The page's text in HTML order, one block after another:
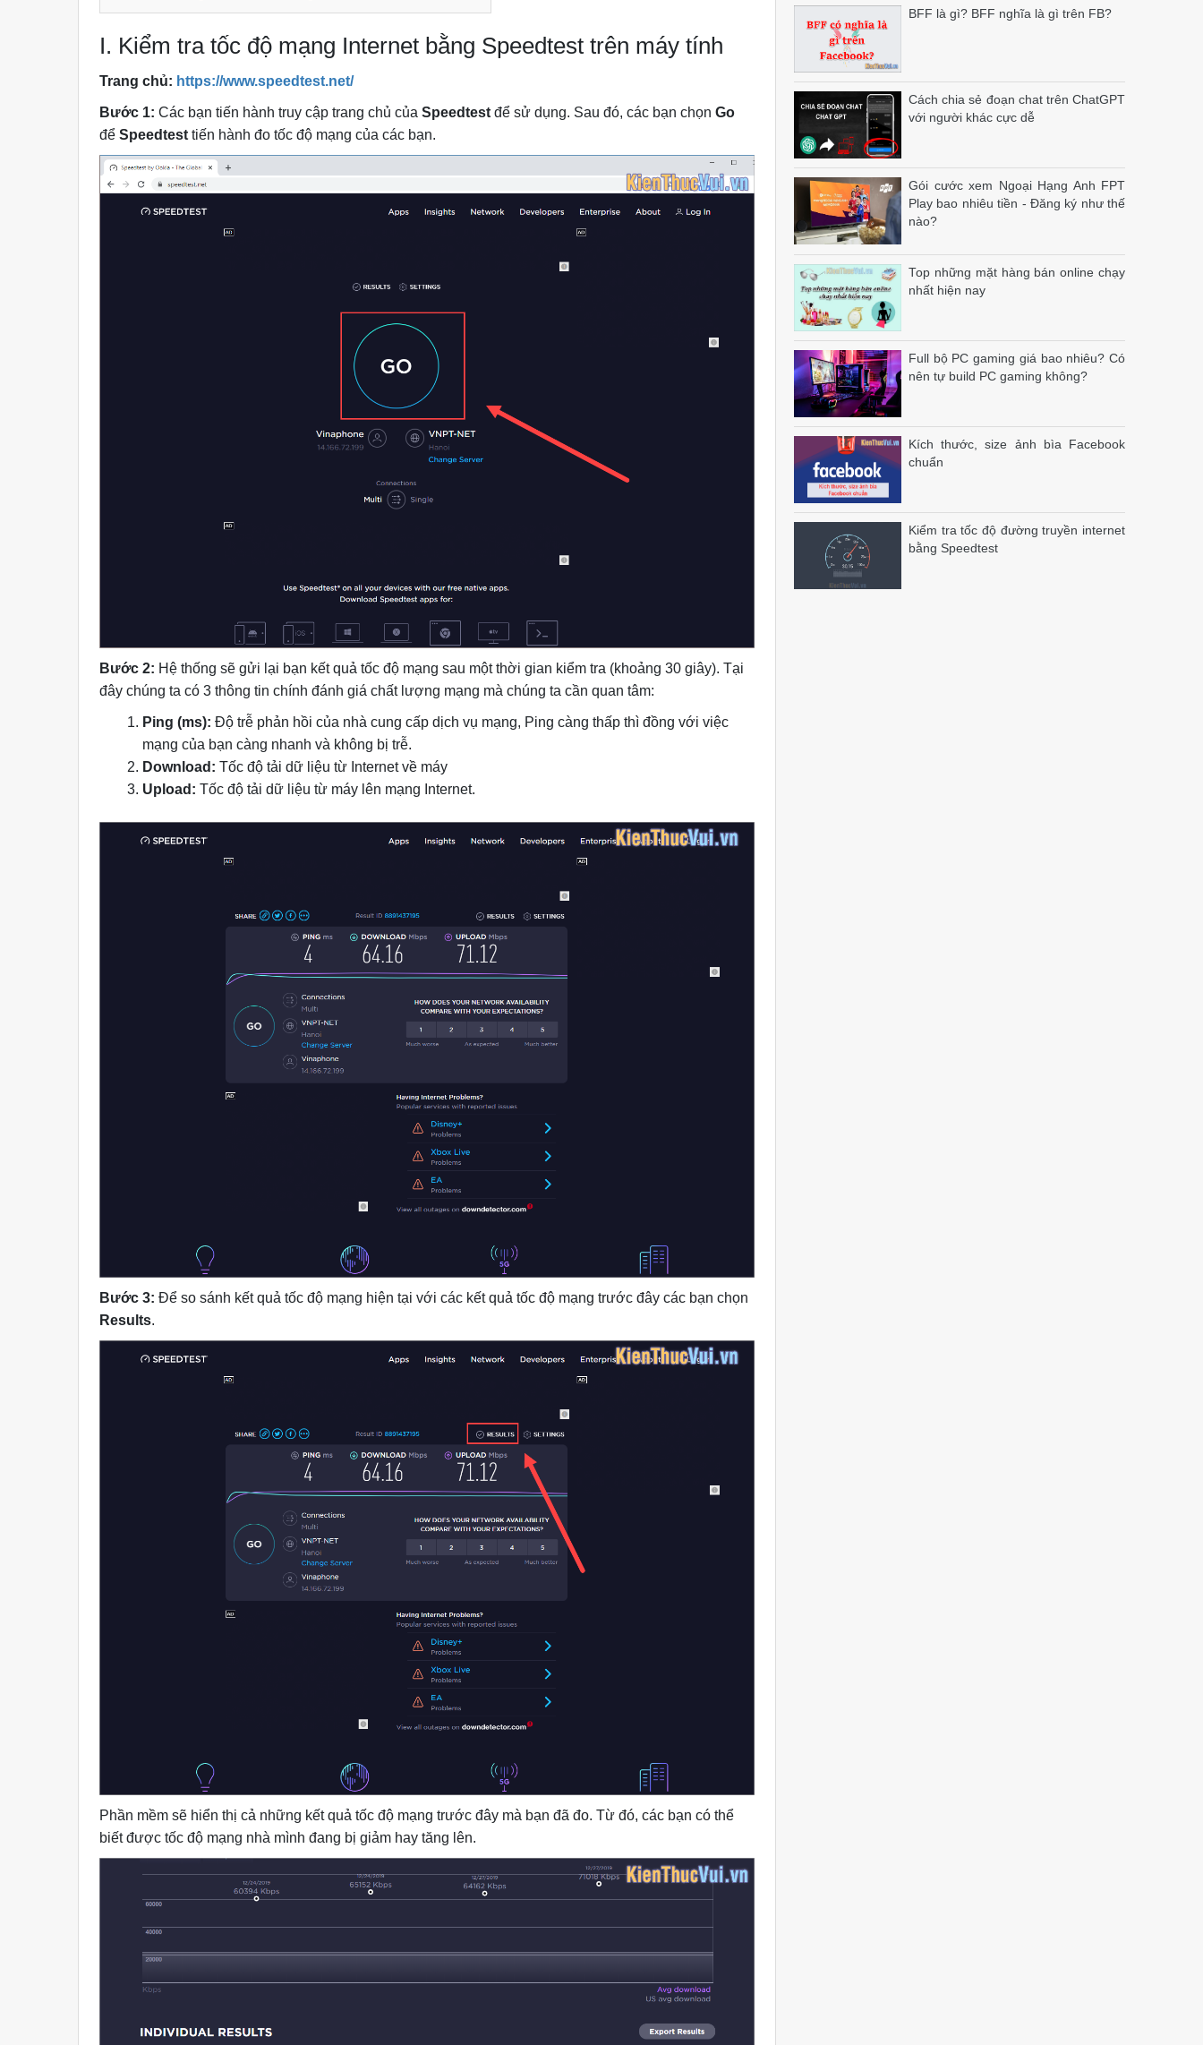
I. Kiểm tra tốc độ mạng Internet bằng Speedtest trên máy tính
Trang chủ: https://www.speedtest.net/
Bước 1: Các bạn tiến hành truy cập trang chủ củaSpeedtest để sử dụng. Sau đó, các bạn chọnGo
đểSpeedtest tiến hành đo tốc độ mạng của các bạn.
Bước 2: Hệ thống sẽ gửi lại bạn kết quả tốc độ mạng sau một thời gian kiểm tra (khoảng 30 giây). Tại
đây chúng ta có 3 thông tin chính đánh giá chất lượng mạng mà chúng ta cần quan tâm:
Ping (ms): Độ trễ phản hồi của nhà cung cấp dịch vụ mạng, Ping càng thấp thì đồng với việc
mạng của bạn càng nhanh và không bị trễ.
Download: Tốc độ tải dữ liệu từ Internet về máy
Upload: Tốc độ tải dữ liệu từ máy lên mạng Internet.
Bước 3: Để so sánh kết quả tốc độ mạng hiện tại với các kết quả tốc độ mạng trước đây các bạn chọn
Results.
Phần mềm sẽ hiển thị cả những kết quả tốc độ mạng trước đây mà bạn đã đo. Từ đó, các bạn có thể
biết được tốc độ mạng nhà mình đang bị giảm hay tăng lên.
BFF là gì? BFF nghĩa là gì trên FB?
Cách chia sẻ đoạn chat trên ChatGPT
với người khác cực dễ
Gói cước xem Ngoại Hạng Anh FPT
Play bao nhiêu tiền - Đăng ký như thế
nào?
Top những mặt hàng bán online chạy
nhất hiện nay
Full bộ PC gaming giá bao nhiêu? Có
nên tự build PC gaming không?
Kích thước, size ảnh bìa Facebook
chuẩn
Kiểm tra tốc độ đường truyền internet
bằng Speedtest